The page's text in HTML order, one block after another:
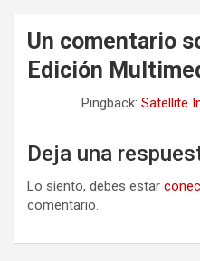
Un comentario
Edición
Pingback: Satellite
Deja una
Lo siento, debes estar
comentario.